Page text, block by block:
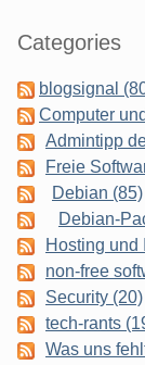
Categories
blogsignal
Computer
Admintipp
Freie
Debian (85)
Debian-
Hosting und
non-free
Security (20)
tech-rants
Was uns